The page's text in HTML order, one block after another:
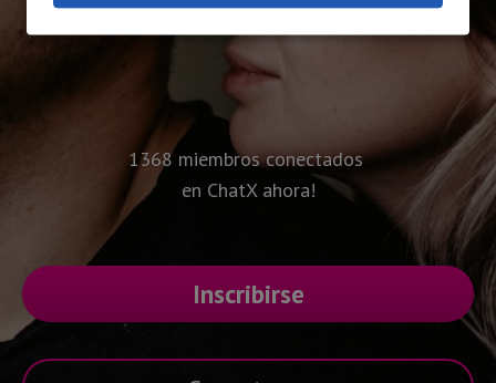
1368 miembros conectados
en ChatX ahora!
Inscribirse